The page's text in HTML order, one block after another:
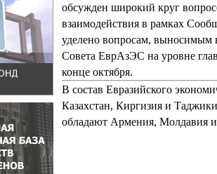
обсужден широкий круг
взаимодействия в рамках
уделено вопросам, выносимым
Совета ЕврАзЭС на уровне
конце октября.
В состав Евразийского
Казахстан, Киргизия и
обладают Армения, Молдавия